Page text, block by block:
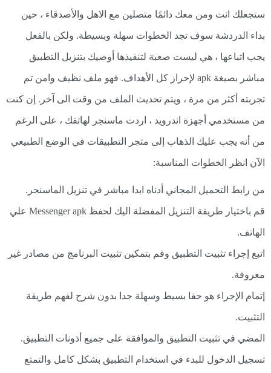
ستجعلك انت ومن معك دائمًا متصلين مع الاهل والأصدقاء ، حين
بداء الدردشة سوف تجد الخطوات سهلة وبسيطة. ولكن بالفعل
يجب اتباعها ، هي ليست صعبة لتنفيذها أوصيك بتنزيل التطبيق
مباشر بصيغة apk لإحراز كل الأهداف. فهو ملف نظيف وامن تم
تجربته أكثر من مرة ، ويتم تحديث الملف من وقت الى آخر. إن كنت
من مستخدمي أجهزة اندرويد ، اردت ماسنجر لهاتفك ، على الرغم
من أنه يجب عليك الذهاب إلى متجر التطبيقات في الوضع الطبيعي
الآن انظر الخطوات المناسبة:
من رابط التحميل المجاني أدناه ابدا مباشر في تنزيل الماسنجر.
قم باختيار طريقة التنزيل المفضلة اليك لحفظ Messenger apk علي
الهاتف.
اتبع إجراء تثبيت التطبيق وقم بتمكين تثبيت البرنامج من مصادر غير
معروفة.
إتمام الإجراء هو حقا بسيط وسهلة جدا بدون شرح لفهم طريقة
التثبيت.
المضي في تثبيت التطبيق والموافقة على جميع أذونات التطبيق.
تسجيل الدخول للبدء في استخدام التطبيق بشكل كامل والتمتع